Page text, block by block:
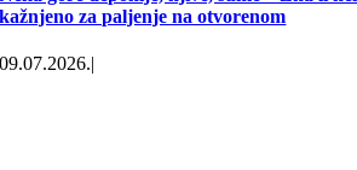
kažnjeno za paljenje na otvorenom
09.07.2026.|